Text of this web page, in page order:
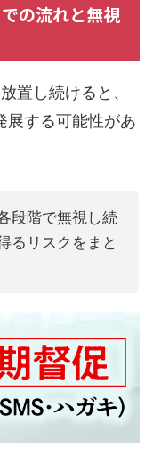
の流れと無視
置し続けると、
展する可能性があ
段階で無視し続
るリスクをまと